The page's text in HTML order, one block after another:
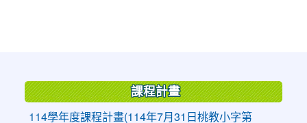
課程計畫
114學年度課程計畫(114年7月31日桃教小字第